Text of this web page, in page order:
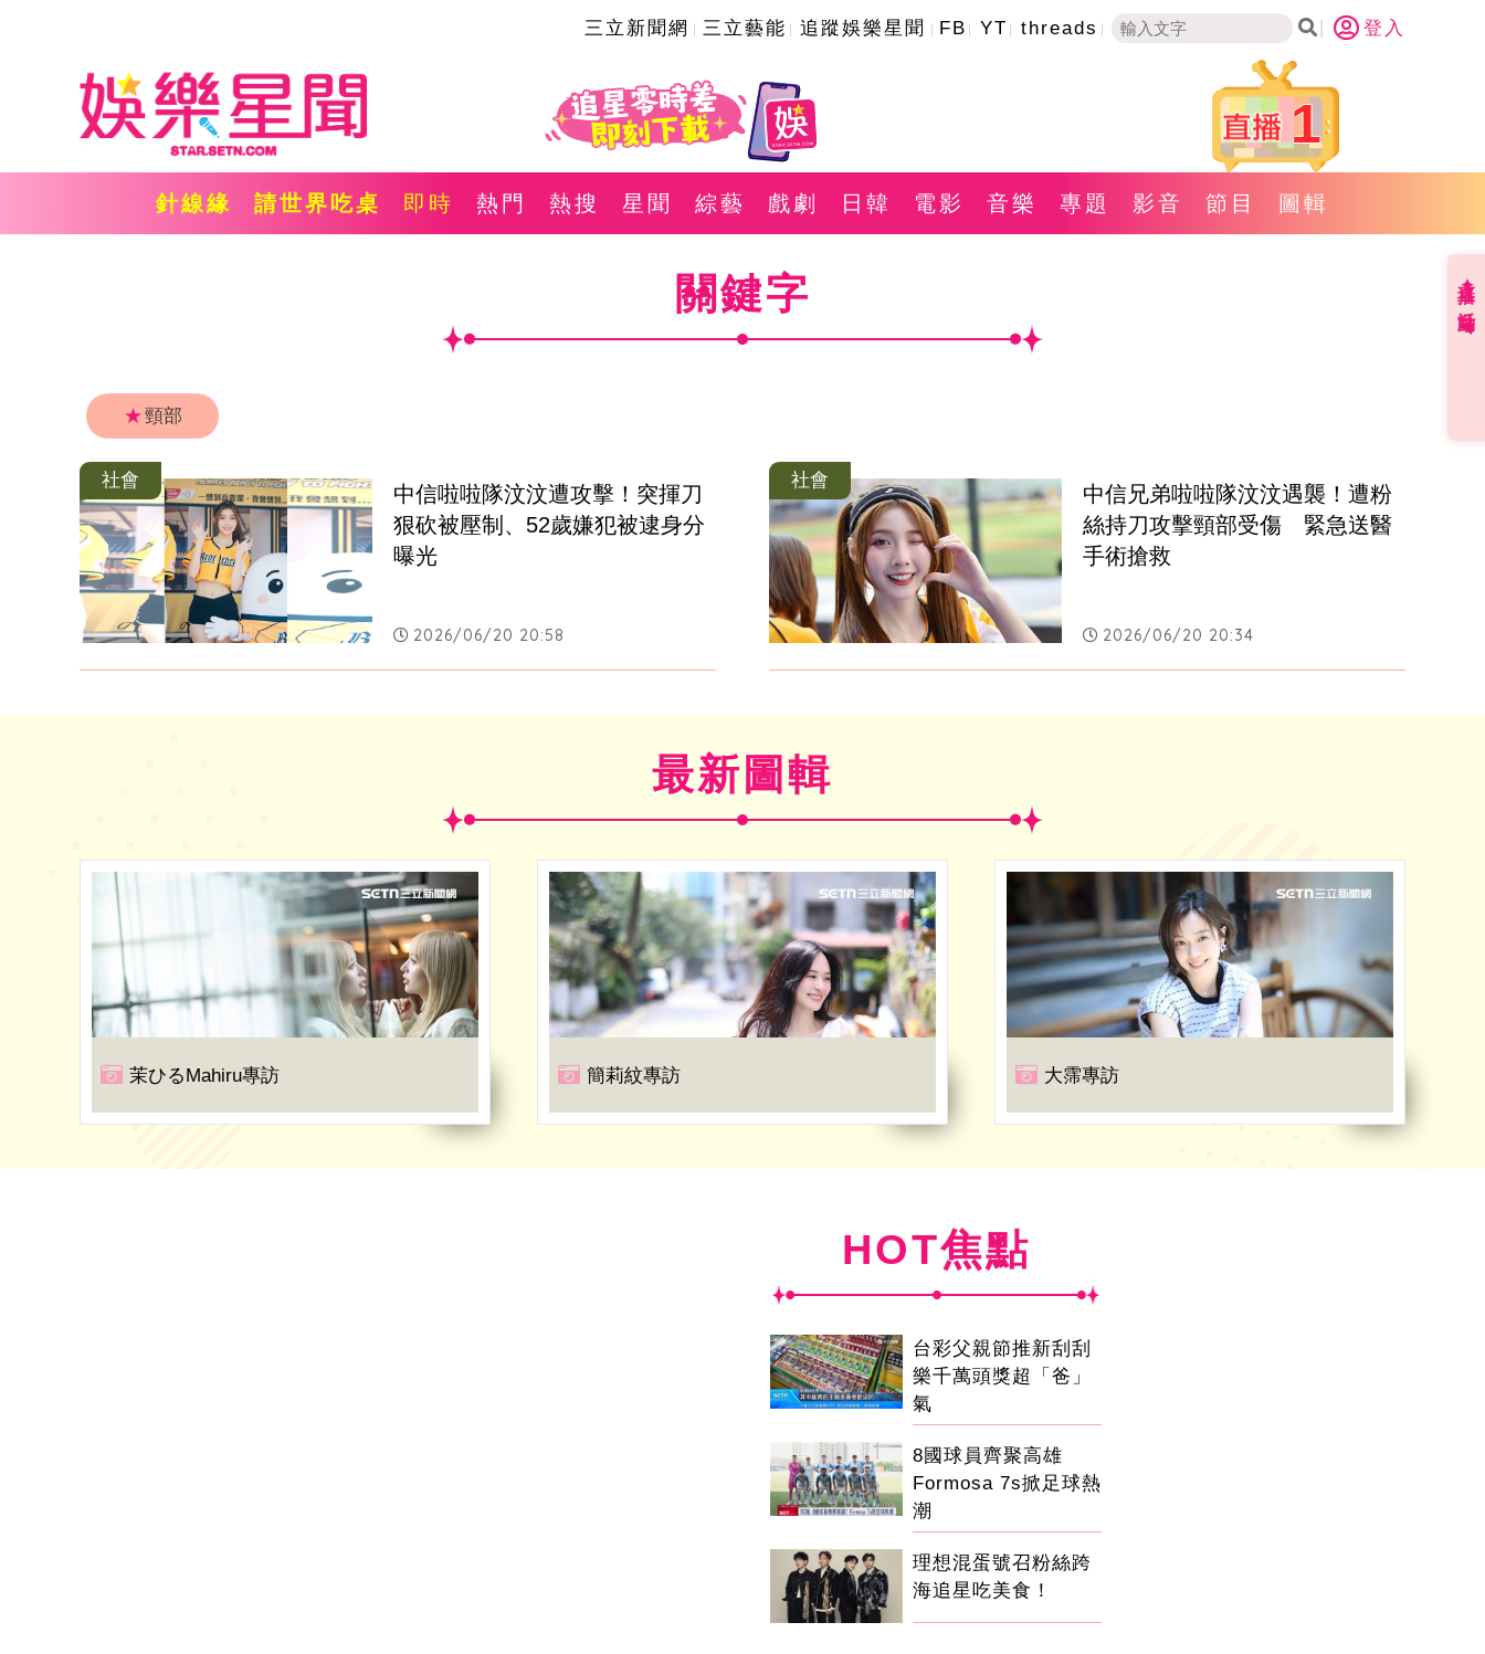
三立新聞網 三立藝能 追蹤娛樂星聞 FB YT threads 登入
1
針線緣 請世界吃桌 即時 熱門 熱搜 星聞 綜藝 戲劇 日韓 電影 音樂 專題 影音 節目 圖輯
關鍵字
★頸部
社會
中信啦啦隊汶汶遭攻擊！突揮刀
狠砍被壓制、52歲嫌犯被逮身分
曝光
2026/06/20 20:58
社會
中信兄弟啦啦隊汶汶遇襲！遭粉
絲持刀攻擊頸部受傷　緊急送醫
手術搶救
2026/06/20 20:34
最新圖輯
茉ひるMahiru專訪 簡莉紋專訪 大霈專訪
HOT焦點
台彩父親節推新刮刮
樂千萬頭獎超「爸」
氣
8國球員齊聚高雄
Formosa 7s掀足球熱
潮
理想混蛋號召粉絲跨
海追星吃美食！
直播✦活動